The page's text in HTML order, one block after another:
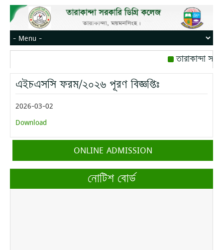
তারাকান্দা
রোজ বৃহস্পতিবার।
মোবাইল নম্বর:
এইচএসসি ফরম/২০২৬ পূরণ বিজ্ঞপ্তিঃ
2026-03-02
Download
ONLINE ADMISSION
নোটিশ বোর্ড